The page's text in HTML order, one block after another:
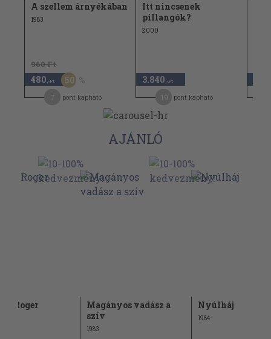
A szellem árnyékában
1983
960 Ft
480 ,-Ft 50
pont kapható
Itt nincsenek
pillangók?
2000
3.840 ,-Ft
pont kapható
AJÁNLÓ
Roger
Magányos vadász a
szív
1983
Nyúlháj
1984